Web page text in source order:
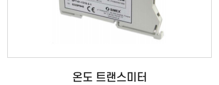
온도 트랜스미터